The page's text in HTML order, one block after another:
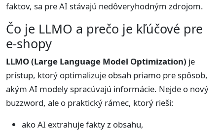
faktov, sa pre AI stávajú nedôveryhodným zdrojom.
Čo je LLMO a prečo je kľúčové pre
e-shopy
LLMO (Large Language Model Optimization) je
prístup, ktorý optimalizuje obsah priamo pre spôsob,
akým AI modely spracúvajú informácie. Nejde o nový
buzzword, ale o praktický rámec, ktorý rieši:
ako AI extrahuje fakty z obsahu,